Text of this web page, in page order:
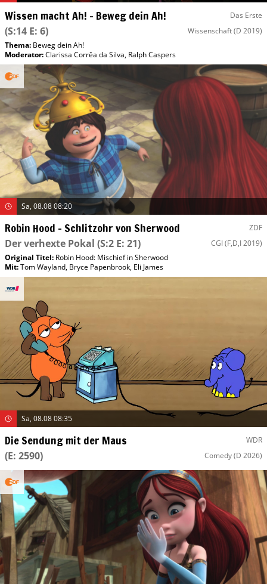
Wissen macht Ah! – Beweg dein Ah! Das Erste
(S:14 E: 6) Wissenschaft(D 2019)
Thema: Beweg dein Ah!
Moderator:Clarissa Corrêa da Silva, Ralph Caspers
Sa, 08.08 08:20
Robin Hood – Schlitzohr von Sherwood ZDF
Der verhexte Pokal (S:2 E: 21) CGI(F,D,I 2019)
Original Titel: Robin Hood: Mischief in Sherwood
Mit:Tom Wayland, Bryce Papenbrook, Eli James
Sa, 08.08 08:35
Die Sendung mit der Maus WDR
(E: 2590) Comedy(D 2026)